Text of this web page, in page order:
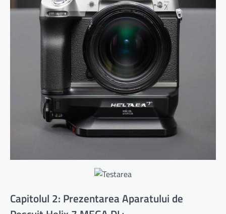
Capitolul 2: Prezentarea Aparatului de